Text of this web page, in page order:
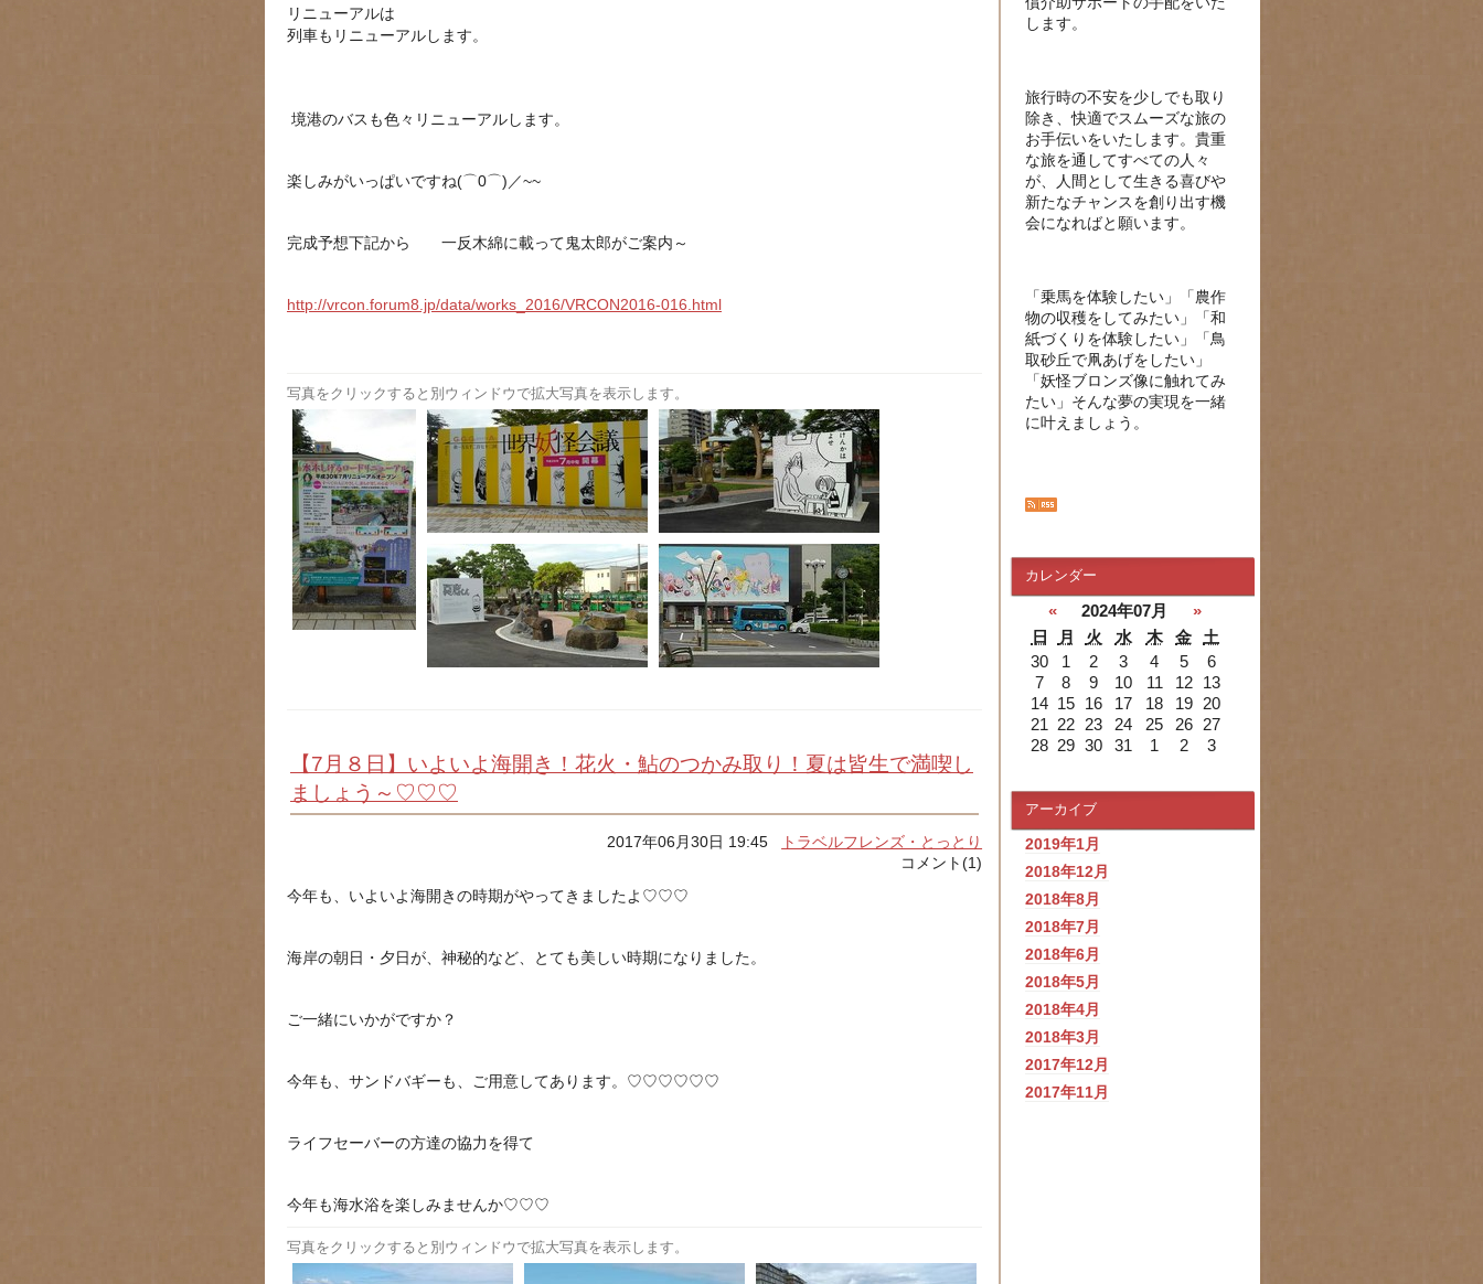
リニューアルは
列車もリニューアルします。
境港のバスも色々リニューアルします。
楽しみがいっぱいですね(⌒0⌒)／~~
完成予想下記から 一反木綿に載って鬼太郎がご案内～
http://vrcon.forum8.jp/data/works_2016/VRCON2016-016.html
写真をクリックすると別ウィンドウで拡大写真を表示します。
【7月８日】いよいよ海開き！花火・鮎のつかみ取り！夏は皆生で満喫し
ましょう～♡♡♡
2017年06月30日 19:45
トラベルフレンズ・とっとり
コメント(1)
今年も、いよいよ海開きの時期がやってきましたよ♡♡♡
海岸の朝日・夕日が、神秘的など、とても美しい時期になりました。
ご一緒にいかがですか？
今年も、サンドバギーも、ご用意してあります。♡♡♡♡♡♡
ライフセーバーの方達の協力を得て
今年も海水浴を楽しみませんか♡♡♡
写真をクリックすると別ウィンドウで拡大写真を表示します。
します。
旅行時の不安を少しでも取り
除き、快適でスムーズな旅の
お手伝いをいたします。貴重
な旅を通してすべての人々
が、人間として生きる喜びや
新たなチャンスを創り出す機
会になればと願います。
「乗馬を体験したい」「農作
物の収穫をしてみたい」「和
紙づくりを体験したい」「鳥
取砂丘で凧あげをしたい」
「妖怪ブロンズ像に触れてみ
たい」そんな夢の実現を一緒
に叶えましょう。
カレンダー
« 2024年07月
»
日
月 火 水 木 金
土
30
1 2 3 4 5
6
7
8 9 10 11 12
13
14 15 16 17 18 19
20
21 22 23 24 25 26
27
28 29 30 31 1 2 3
アーカイブ
2019年1月
2018年12月
2018年8月
2018年7月
2018年6月
2018年5月
2018年4月
2018年3月
2017年12月
2017年11月